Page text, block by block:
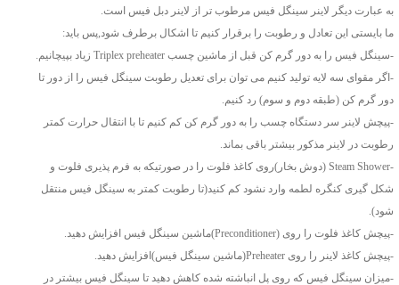
به عبارت دیگر لاینر سینگل فیس مرطوب تر از لاینر دبل فیس است.
ما بایستی این تعادل و رطوبت را برقرار کنیم تا اشکال برطرف شود,پس باید:
-سینگل فیس را به دور گرم کن قبل از ماشین چسب Triplex preheater زیاد بپیچانیم.
-اگر مقوای سه لایه تولید کنیم می توان برای تعدیل رطوبت سینگل فیس را از دور تا
دور گرم کن (طبقه دوم و سوم) رد کنیم.
-پیچش لاینر سر دستگاه چسب را به دور گرم کن کم کنیم تا با انتقال حرارت کمتر
رطوبت در لاینر مذکور بیشتر باقی بماند.
-Steam Shower (دوش بخار)روی کاغذ فلوت را در صورتیکه به فرم پذیری فلوت و
شکل گیری کنگره لطمه وارد نشود کم کنید(تا رطوبت کمتر به سینگل فیس منتقل
شود).
-پیچش کاغذ فلوت را روی (Preconditioner)ماشین سینگل فیس افزایش دهید.
-پیچش کاغذ لاینر را روی Preheater(ماشین سینگل فیس)افزایش دهید.
-میزان سینگل فیس که روی پل انباشته شده کاهش دهید تا سینگل فیس بیشتر در